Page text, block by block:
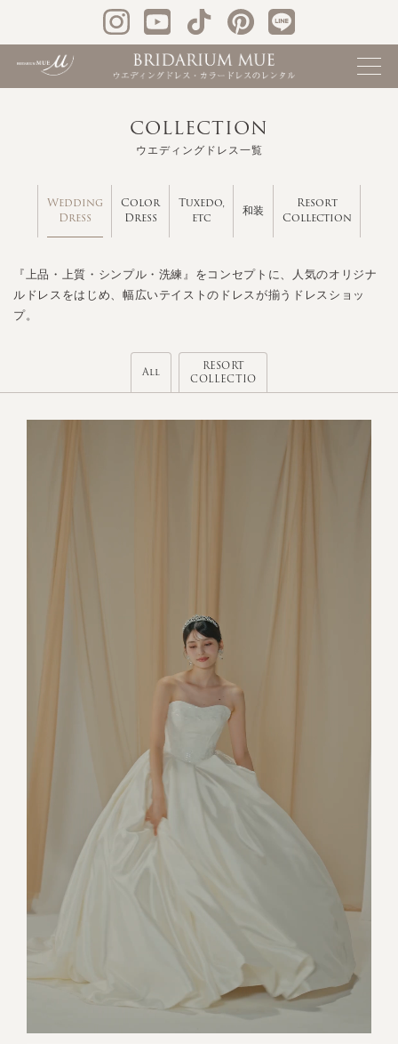
COLLECTION
ウエディングドレス一覧
Wedding
Dress
Color
Dress
Tuxedo,
etc
和装
Resort
Collection
『上品・上質・シンプル・洗練』をコンセプトに、人気のオリジナ
ルドレスをはじめ、幅広いテイストのドレスが揃うドレスショッ
プ。
All
RESORT
COLLECTIO